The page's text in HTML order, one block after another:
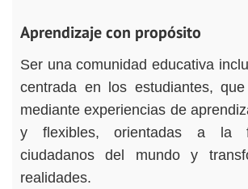
Aprendizaje con propósito
Ser una comunidad educativa
centrada en los estudiantes,
mediante experiencias de
y flexibles, orientadas a la
ciudadanos del mundo y
realidades.